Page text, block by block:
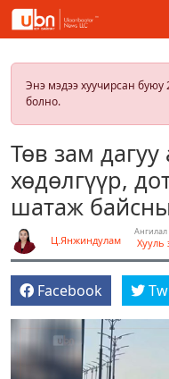
Энэ мэдээ хуучирсан
болно.
Төв зам
хөдөлгүүр,
шатаж
Ц.Янжиндулам
Ангилал
Хууль
Facebook